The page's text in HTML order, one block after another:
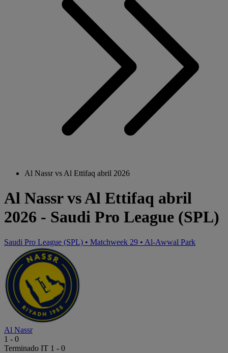
Al Nassr vs Al Ettifaq abril 2026
Al Nassr vs Al Ettifaq abril
2026 - Saudi Pro League (SPL)
Saudi Pro League (SPL) • Matchweek 29 • Al-Awwal Park
Al Nassr
1 - 0
Terminado IT 1 - 0